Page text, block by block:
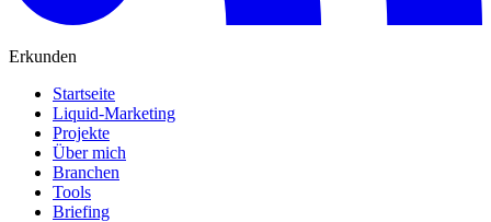
Erkunden
Startseite
Liquid-Marketing
Projekte
Über mich
Branchen
Tools
Briefing